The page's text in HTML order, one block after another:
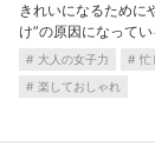
きれいになるために
け”の原因になって
大人の女子力 忙
楽しておしゃれ